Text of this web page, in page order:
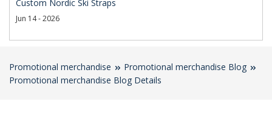
Custom Nordic Ski Straps
Jun 14 - 2026
Promotional merchandise
Promotional merchandise Blog
Promotional merchandise Blog Details